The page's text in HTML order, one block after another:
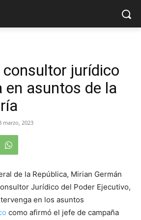
consultor jurídico
en asuntos de la
marzo, 2023
de la República, Mirian Germán
Jurídico del Poder Ejecutivo,
en los asuntos
como afirmó el jefe de campaña